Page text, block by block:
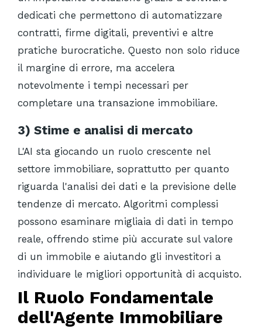
dedicati che permettono di automatizzare
contratti, firme digitali, preventivi e altre
pratiche burocratiche. Questo non solo riduce
il margine di errore, ma accelera
notevolmente i tempi necessari per
completare una transazione immobiliare.
3) Stime e analisi di mercato
L'AI sta giocando un ruolo crescente nel
settore immobiliare, soprattutto per quanto
riguarda l'analisi dei dati e la previsione delle
tendenze di mercato. Algoritmi complessi
possono esaminare migliaia di dati in tempo
reale, offrendo stime più accurate sul valore
di un immobile e aiutando gli investitori a
individuare le migliori opportunità di acquisto.
Il Ruolo Fondamentale
dell'Agente Immobiliare